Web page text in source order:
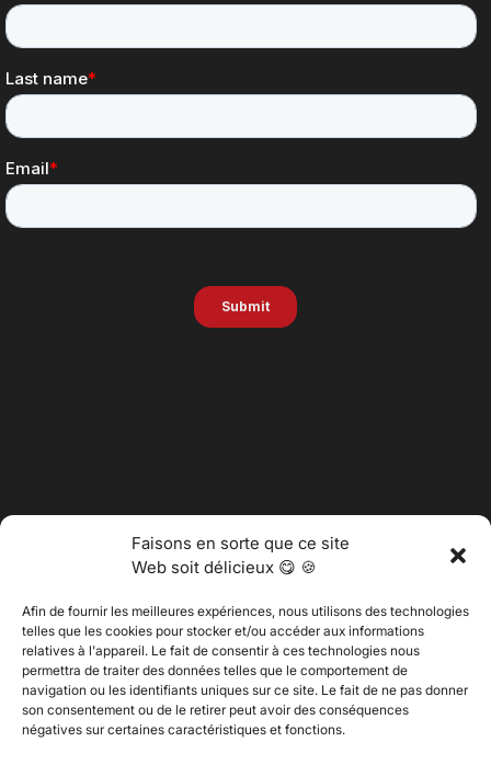
Faisons en sorte que ce site
Web soit délicieux 😋 🍪
Afin de fournir les meilleures expériences, nous utilisons des technologies
telles que les cookies pour stocker et/ou accéder aux informations
relatives à l'appareil. Le fait de consentir à ces technologies nous
permettra de traiter des données telles que le comportement de
navigation ou les identifiants uniques sur ce site. Le fait de ne pas donner
son consentement ou de le retirer peut avoir des conséquences
négatives sur certaines caractéristiques et fonctions.
@2025 Vertitech. Tous droits réservés.
Politique de confidentialité